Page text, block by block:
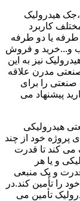
هیدرولیک
کاربرد
طرفه یا دو طرفه
و...خرید و فروش
نیز به این
مدرن علاقه
صنعتی را برای
پیشنهاد می
هیدرولیکی
پروژه خود از چند
می کند تا قدرت
و یا هر
و یک منبعی
را تأمین کند.در
تأمین می